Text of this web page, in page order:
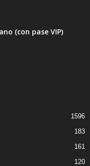
(con pase VIP)
1596
183
161
120